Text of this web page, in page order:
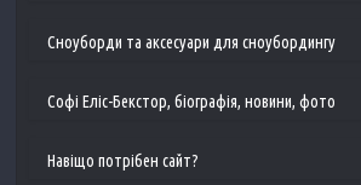
Сноуборди та аксесуари для сноубордингу
Софі Еліс-Бекстор, біографія, новини, фото
Навіщо потрібен сайт?